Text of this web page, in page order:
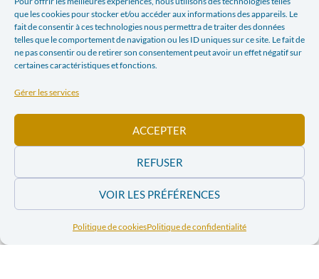
que les cookies pour stocker et/ou accéder aux informations des appareils. Le
fait de consentir à ces technologies nous permettra de traiter des données
telles que le comportement de navigation ou les ID uniques sur ce site. Le fait de
ne pas consentir ou de retirer son consentement peut avoir un effet négatif sur
certaines caractéristiques et fonctions.
Gérer les services
ACCEPTER
REFUSER
VOIR LES PRÉFÉRENCES
Politique de cookiesPolitique de confidentialité
Documents joints